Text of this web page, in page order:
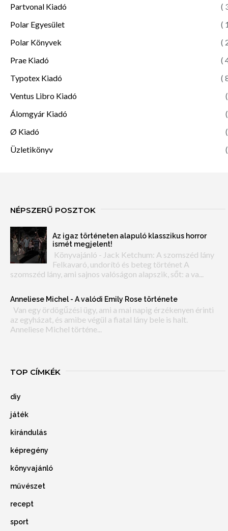
Partvonal Kiadó
(
Polar Egyesület
(
Polar Könyvek
(
Prae Kiadó
(
Typotex Kiadó
(
Ventus Libro Kiadó
Álomgyár Kiadó
Ø Kiadó
Üzletikönyv
NÉPSZERŰ POSZTOK
Az igaz történeten alapuló klasszikus horror
ismét megjelent!
Könyvajánló - Jack Ketchum: A szomszéd lány
Felkavaró, undorító és beteg történet A
szomszéd lány, ami sajnos valóságon alapszik, sőt: a va...
Anneliese Michel - A valódi Emily Rose története
Van egy ördögűzési ügy, ami a mai napig érzékenyen érinti
az egyházat, és amibe végül a fiatal lány bele is halt.
Anneliese Michel történe...
TOP CÍMKÉK
diy
játék
kirándulás
képregény
könyvajánló
művészet
recept
sport